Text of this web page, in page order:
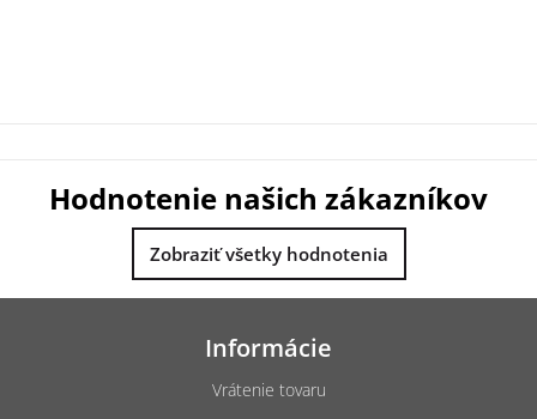
Hodnotenie našich zákazníkov
Zobraziť všetky hodnotenia
Z
Informácie
Vrátenie tovaru